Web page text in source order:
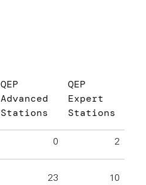
QEP
Advanced
Stations
QEP
Expert
Stations
0 2
23 10